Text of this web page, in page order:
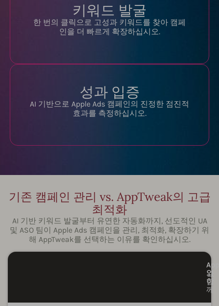
키워드 발굴
한 번의 클릭으로 고성과 키워드를 찾아 캠페
인을 더 빠르게 확장하십시오.
성과 입증
AI 기반으로 Apple Ads 캠페인의 진정한 점진적
효과를 측정하십시오.
기존 캠페인 관리 vs. AppTweak의 고급
최적화
AI 기반 키워드 발굴부터 유연한 자동화까지, 선도적인 UA
및 ASO 팀이 Apple Ads 캠페인을 관리, 최적화, 확장하기 위
해 AppTweak를 선택하는 이유를 확인하십시오.
없
이
와
함
께